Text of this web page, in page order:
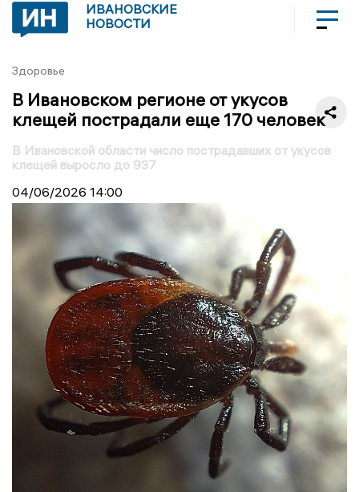
ИВАНОВСКИЕ
НОВОСТИ
Здоровье
В Ивановском регионе от укусов
клещей пострадали еще 170 человек
В Ивановской области число пострадавших от укусов
клещей выросло до 937
04/06/2026 14:00